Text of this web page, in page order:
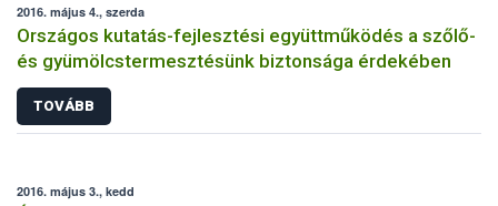
2016. május 4., szerda
Országos kutatás-fejlesztési együttműködés a szőlő-
és gyümölcstermesztésünk biztonsága érdekében
TOVÁBB
2016. május 3., kedd